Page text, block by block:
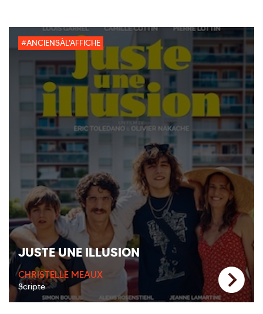
#ANCIENSÀL'AFFICHE
JUSTE UNE ILLUSION
CHRISTELLE MEAUX
Scripte